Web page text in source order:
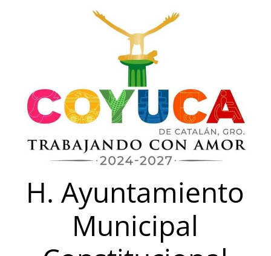
H. Ayuntamiento
Municipal